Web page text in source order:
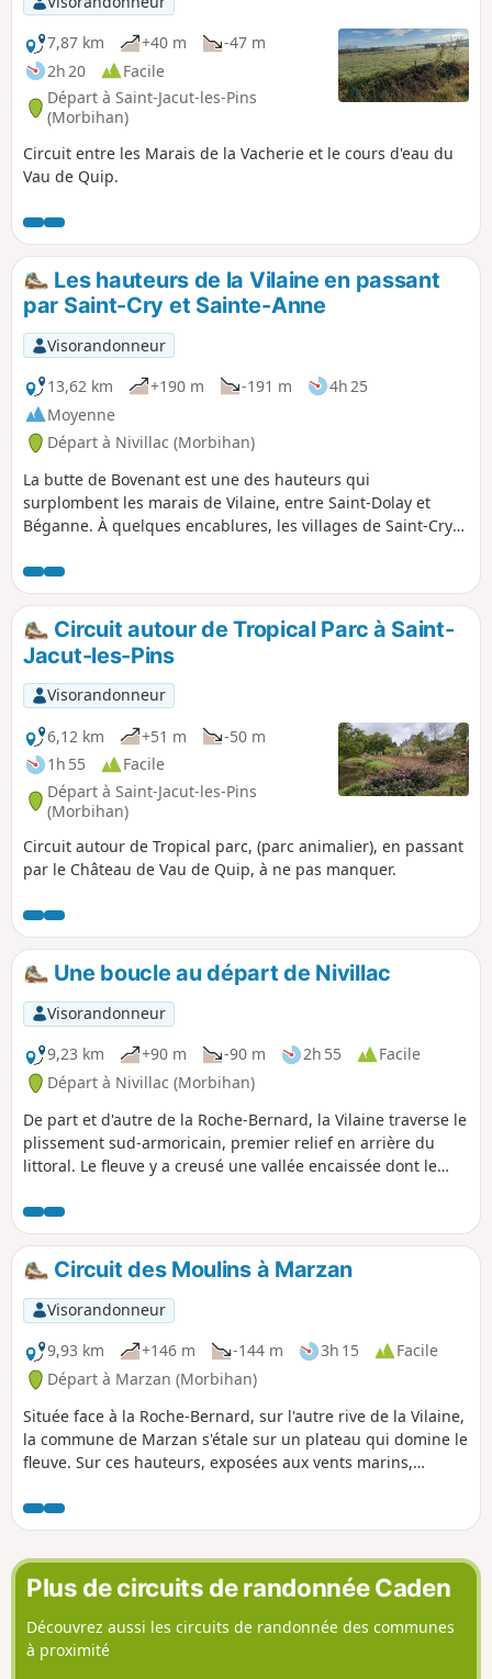
paysages différents mais toujours
d'intérêt qui se succèderont au fil d'une
belle journée de promenade.
7,87 km
+40 m
-47 m
2h 20
Facile
Départ à Saint-Jacut-les-Pins
(Morbihan)
Circuit entre les Marais de la Vacherie et le cours d'eau du
Vau de Quip.
Les hauteurs de la Vilaine en passant
par Saint-Cry et Sainte-Anne
Visorandonneur
13,62 km
+190 m -191 m
4h 25
Moyenne
Départ à Nivillac (Morbihan)
La butte de Bovenant est une des hauteurs qui
surplombent les marais de Vilaine, entre Saint-Dolay et
Béganne. À quelques encablures, les villages de Saint-Cry
autour de leur chapelle respective. Plus au Nord, la Ruelmin
a quasiment les pieds dans l'eau. L'itinéraire proposé
permet de relier ces différents lieux à travers un paysage
vallonné qui alterne secteurs agricoles et parties boisées,
avec l'eau en fil rouge.
Circuit autour de Tropical Parc à Saint-
Jacut-les-Pins
Visorandonneur
6,12 km
+51 m
-50 m
1h 55
Facile
Départ à Saint-Jacut-les-Pins
(Morbihan)
Circuit autour de Tropical parc, (parc animalier), en passant
par le Château de Vau de Quip, à ne pas manquer.
Une boucle au départ de Nivillac
Visorandonneur
9,23 km
+90 m -90 m 2h 55
Facile
Départ à Nivillac (Morbihan)
De part et d'autre de la Roche-Bernard, la Vilaine traverse le
plissement sud-armoricain, premier relief en arrière du
littoral. Le fleuve y a creusé une vallée encaissée dont le
immédiatement en amont du pont du Morbihan. Les
coteaux boisés plus ou moins abrupts bordent le miroir
formé par les eaux sombres de la Vilaine.
Circuit des Moulins à Marzan
Visorandonneur
9,93 km
+146 m -144 m 3h 15
Facile
Départ à Marzan (Morbihan)
Située face à la Roche-Bernard, sur l'autre rive de la Vilaine,
la commune de Marzan s'étale sur un plateau qui domine le
fleuve. Sur ces hauteurs, exposées aux vents marins,
ruisseaux ont creusé la roche et coulent au fond des
vallons. Lorsqu'il a été possible de les barrer, ce sont des
moulins à eaux qui s'y sont établis. Le circuit proposé
chemine des uns aux autres à travers une campagne variée
et agréable.
Plus de circuits de randonnée Caden
Découvrez aussi les circuits de randonnée des communes
à proximité